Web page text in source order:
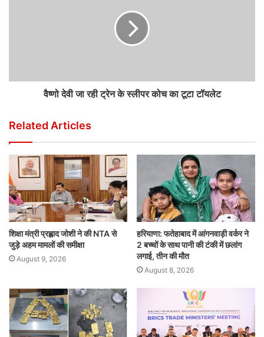
वैष्णो देवी जा रही ट्रेन के स्लीपर कोच का टूटा टॉयलेट
Related Articles
शिक्षा मंत्री प्रह्लाद जोशी ने की NTA से
जुड़े अहम मामलों की समीक्षा
August 9, 2026
हरियाणा: फतेहाबाद में आंगनवाड़ी वर्कर ने
2 बच्चों के साथ पानी की टंकी में छलांग
लगाई, तीन की मौत
August 8, 2026